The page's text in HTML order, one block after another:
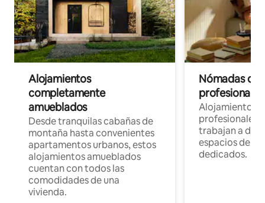
Alojamientos
completamente
amueblados
Desde tranquilas cabañas de
montaña hasta convenientes
apartamentos urbanos, estos
alojamientos amueblados
cuentan con todos las
comodidades de una
vivienda.
Nómadas
Alojamientos
profesionales
trabajan a
espacios de
dedicados.